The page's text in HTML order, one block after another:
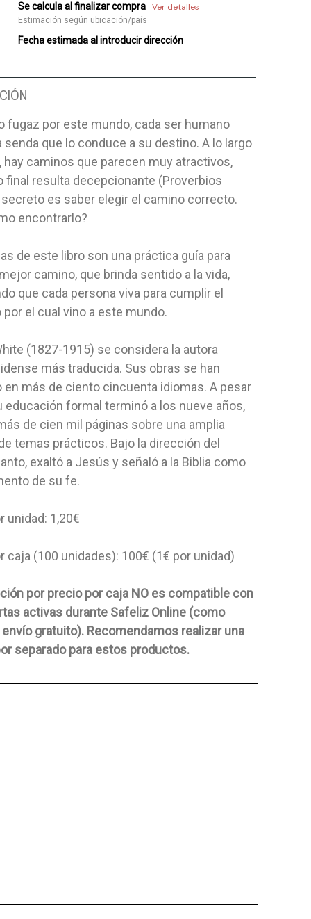
BONDAD,T/D
para servir al
a los más...
AL CARRITO
AVENTURAS DE LA BIBLIA
Siete relatos del Antiguo y del Nuevo
Testamento ayudarán a los más
pequeños a...
NO ESPECIFICADO
11,25 $
AGREGAR AL CARRITO
Se calcula al finalizar compra Ver detalles
Estimación según ubicación/país
Fecha estimada al introducir dirección
fugaz por este mundo, cada ser humano
senda que lo conduce a su destino. A lo largo
hay caminos que parecen muy atractivos,
final resulta decepcionante (Proverbios
secreto es saber elegir el camino correcto.
encontrarlo?
de este libro son una práctica guía para
camino, que brinda sentido a la vida,
que cada persona viva para cumplir el
el cual vino a este mundo.
(1827-1915) se considera la autora
más traducida. Sus obras se han
en más de ciento cincuenta idiomas. A pesar
educación formal terminó a los nueve años,
de cien mil páginas sobre una amplia
temas prácticos. Bajo la dirección del
exaltó a Jesús y señaló a la Biblia como
de su fe.
unidad: 1,20€
caja (100 unidades): 100€ (1€ por unidad)
por precio por caja NO es compatible con
activas durante Safeliz Online (como
gratuito). Recomendamos realizar una
separado para estos productos.